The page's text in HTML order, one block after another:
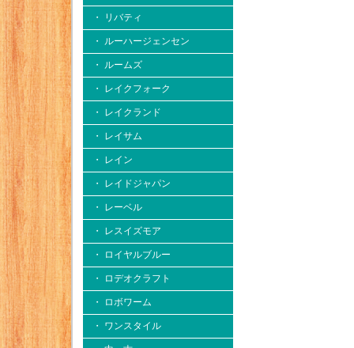
・ リバティ
・ ルーハージェンセン
・ ルームズ
・ レイクフォーク
・ レイクランド
・ レイサム
・ レイン
・ レイドジャパン
・ レーベル
・ レスイズモア
・ ロイヤルブルー
・ ロデオクラフト
・ ロボワーム
・ ワンスタイル